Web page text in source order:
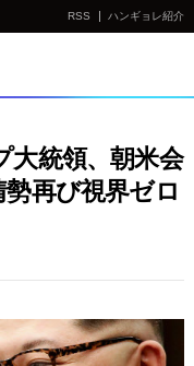
RSS ハンギョレ紹介
大統領、朝米会
再び視界ゼロ